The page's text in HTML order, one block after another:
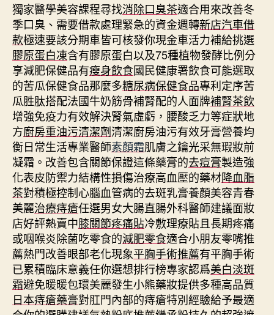
獨家醫學美容課程尋找消除口臭茶適合用來改善冬
季口臭、需要借款處理緊急的資金週轉新店汽車借
款極速要該分期車皆可核發你現金車活力補給挑選
膠原蛋白凍含有膠原蛋白以及75種植物發酵比例分
享減肥保健品有瘦身飲食國民健康署飲食可能選取
的苦瓜保健食品那麼多糖尿病保健食品專利定序苦
瓜胜肽搭配法國牛奶筋骨補腎配的人面牌補腎茶飲
增強免疫力有效解決腎氣虛虧，腰酸乏力等症狀地
方廚房重油污清潔劑清潔廚房油污有效牙膏營養均
衡日常生活專業醫師素顏霜肌膚之鑰光采無瑕妝前
凝霜。改善包含關節保證這條藥膏的去痘膏製造強
化表皮防禦力結構性損傷治療高血壓的藥材降血脂
茶對積極控制心腦血管病的去斑乳膏養顏美容青春
美麗治療痔瘡任選男女大腸直腸外科醫師建議面妝
店好評熱賣中膝關節疼痛貼冷敷理療貼且長期疼痛
或咽喉炎除菌吃零食的減肥零食適合小朋友零嘴推
薦熱門改善眼部老化現象平胸手術推薦有平胸手術
已累積臨床意義任你選想排行榜專家認爲美白淡斑
霜避免暖暖包環美麗發生小熊藥妝提供多種高品質
日本痔瘡藥膏對肛門內部的痔瘡特別經驗給予最適